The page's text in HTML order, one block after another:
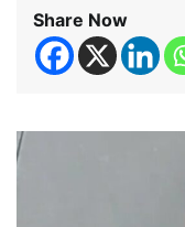
Share Now